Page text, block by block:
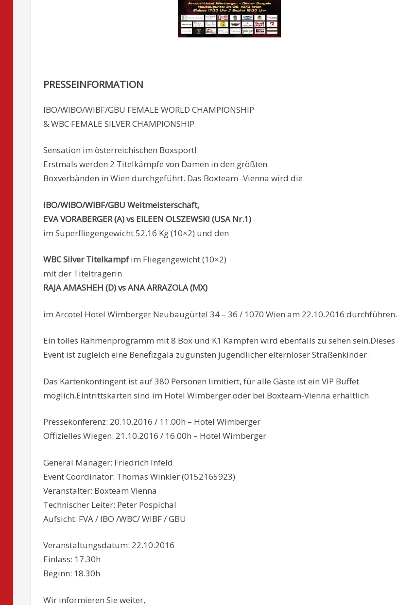
PRESSEINFORMATION
IBO/WIBO/WIBF/GBU FEMALE WORLD CHAMPIONSHIP
& WBC FEMALE SILVER CHAMPIONSHIP
Sensation im österreichischen Boxsport!
Erstmals werden 2 Titelkämpfe von Damen in den größten
Boxverbänden in Wien durchgeführt. Das Boxteam -Vienna wird die
IBO/WIBO/WIBF/GBU Weltmeisterschaft,
EVA VORABERGER (A) vs EILEEN OLSZEWSKI (USA Nr.1)
im Superfliegengewicht 52.16 Kg (10×2) und den
WBC Silver Titelkampfim Fliegengewicht (10×2)
mit der Titelträgerin
RAJA AMASHEH (D) vs ANA ARRAZOLA (MX)
im Arcotel Hotel Wimberger Neubaugürtel 34 – 36 / 1070 Wien am 22.10.2016 durchführen.
Ein tolles Rahmenprogramm mit 8 Box und K1 Kämpfen wird ebenfalls zu sehen sein.Dieses
Event ist zugleich eine Benefizgala zugunsten jugendlicher elternloser Straßenkinder.
Das Kartenkontingent ist auf 380 Personen limitiert, für alle Gäste ist ein VIP Buffet
möglich.Eintrittskarten sind im Hotel Wimberger oder bei Boxteam-Vienna erhältlich.
Pressekonferenz: 20.10.2016 / 11.00h – Hotel Wimberger
Offizielles Wiegen: 21.10.2016 / 16.00h – Hotel Wimberger
General Manager: Friedrich Infeld
Event Coordinator: Thomas Winkler (0152165923)
Veranstalter: Boxteam Vienna
Technischer Leiter: Peter Pospichal
Aufsicht: FVA / IBO /WBC/ WIBF / GBU
Veranstaltungsdatum: 22.10.2016
Einlass: 17.30h
Beginn: 18.30h
Wir informieren Sie weiter,